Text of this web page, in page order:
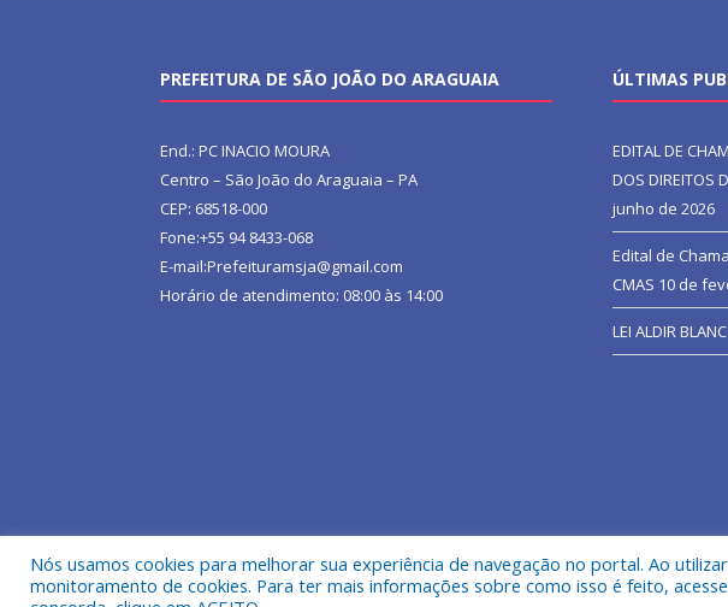
PREFEITURA DE SÃO JOÃO DO ARAGUAIA
End.: PC INACIO MOURA
Centro – São João do Araguaia – PA
CEP: 68518-000
Fone:+55 94 8433-068
E-mail:Prefeituramsja@gmail.com
Horário de atendimento: 08:00 às 14:00
ÚLTIMAS
EDITAL DE
DOS DIREITOS
junho de 2026
Edital de
CMAS 10 de
LEI ALDIR BLANC
Todos os direitos reservados a Prefeitura Municipal de São João do Araguaia.
Nós usamos cookies para melhorar sua experiência de navegação no portal. Ao
monitoramento de cookies. Para ter mais informações sobre como isso é feito,